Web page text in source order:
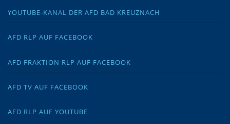
YOUTUBE-KANAL DER AFD BAD KREUZNACH
AFD RLP AUF FACEBOOK
AFD FRAKTION RLP AUF FACEBOOK
AFD TV AUF FACEBOOK
AFD RLP AUF YOUTUBE